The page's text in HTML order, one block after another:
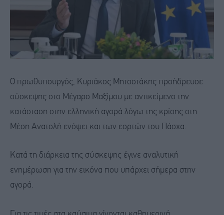
Ο πρωθυπουργός, Κυριάκος Μητσοτάκης προήδρευσε
σύσκεψης στο Μέγαρο Μαξίμου με αντικείμενο την
κατάσταση στην ελληνική αγορά λόγω της κρίσης στη
Μέση Ανατολή ενόψει και των εορτών του Πάσχα.
Κατά τη διάρκεια της σύσκεψης έγινε αναλυτική
ενημέρωση για την εικόνα που υπάρχει σήμερα στην
αγορά.